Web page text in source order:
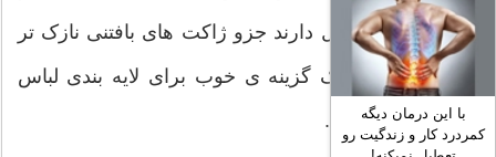
می شود. آنها تمایل دارند جزو ژاکت های بافتنی نازک تر
باشند، و آنها را یک گزینه ی خوب برای لایه بندی لباس
های آقایان می کند.
با این درمان دیگه
کمردرد کار و زندگیت رو